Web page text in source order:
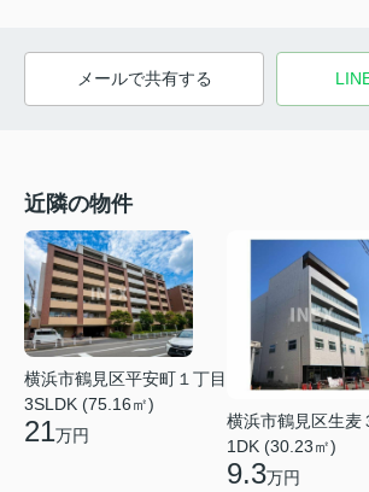
メールで共有する
近隣の物件
横浜市鶴見区平安町１丁目
3SLDK (75.16㎡)
21万円
横浜市鶴見区生麦
1DK (30.23㎡)
9.3万円